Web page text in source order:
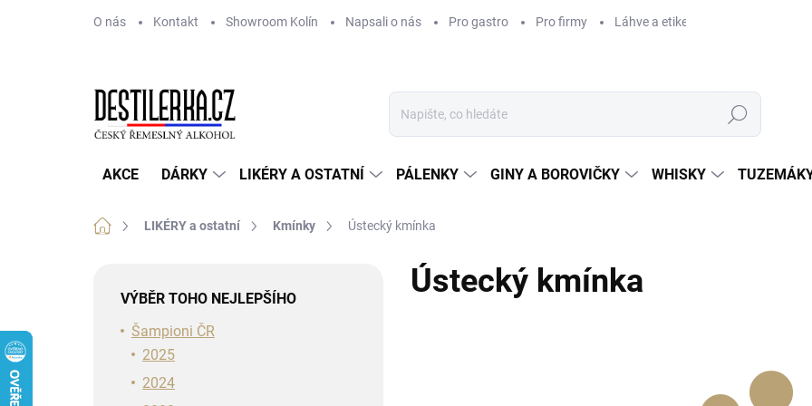
O nás Kontakt Showroom Kolín Napsali o nás Pro gastro Pro firmy Láhve a etikety na míru
Hledat
AKCE DÁRKY LIKÉRY A OSTATNÍ PÁLENKY GINY A BOROVIČKY WHISKY
Domů LIKÉRY a ostatní Kmínky Ústecký kmínka
VÝBĚR TOHO NEJLEPŠÍHO
Šampioni ČR
2025
2024
Ústecký kmínka